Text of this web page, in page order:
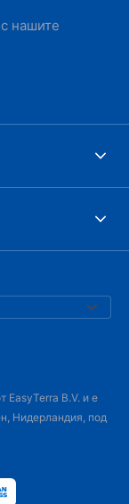
нашите
EasyTerra B.V. и е
Нидерландия, под